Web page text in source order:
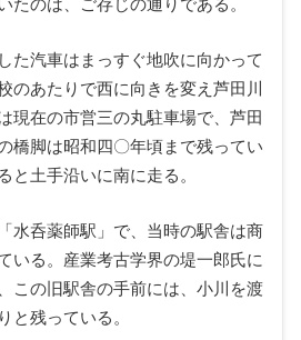
た汽車はまっすぐ地吹に向かって
のあたりで西に向きを変え芦田川
現在の市営三の丸駐車場で、芦田
橋脚は昭和四〇年頃まで残ってい
と土手沿いに南に走る。
水呑薬師駅」で、当時の駅舎は商
いる。産業考古学界の堤一郎氏に
この旧駅舎の手前には、小川を渡
と残っている。